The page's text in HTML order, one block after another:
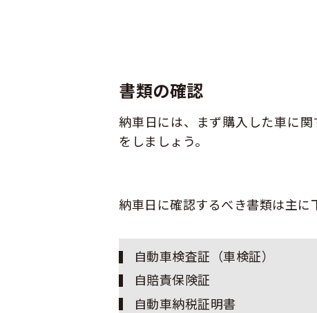
書類の確認
納車日には、まず購入した車に
をしましょう。
納車日に確認するべき書類は主に
自動車検査証（車検証）
自賠責保険証
自動車納税証明書